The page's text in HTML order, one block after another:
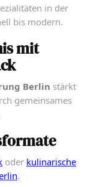
in der
bis modern.
mit
Berlin stärkt
gemeinsames
oder kulinarische
.